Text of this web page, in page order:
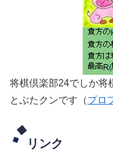
将棋倶楽部24でしか将
とぶたクンです（プロ
リンク